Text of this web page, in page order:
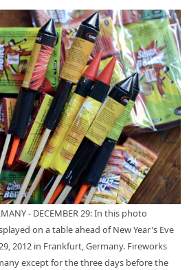
- DECEMBER 29: In this photo
on a table ahead of New Year's Eve
2012 in Frankfurt, Germany. Fireworks
except for the three days before the